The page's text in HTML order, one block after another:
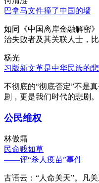
巴拿马文件撞了中国的墙
如同《中国离岸金融解密
治失败者及其关联人士，
杨光
习版新文革是中华民族的
不彻底的“彻底否定”不是
剧，更是我们时代的悲剧。
公民维权
林傲霜
民命贱如草
——评“杀人疫苗”事件
古语云：“人命关天”。凡